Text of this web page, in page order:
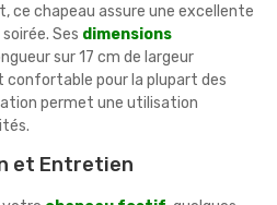
ce chapeau assure une excellente
Ses dimensions
sur 17 cm de largeur
pour la plupart des
permet une utilisation
et Entretien